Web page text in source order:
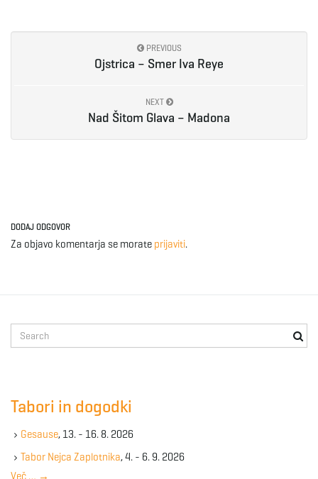
PREVIOUS
Ojstrica – Smer Iva Reye
NEXT
Nad Šitom Glava – Madona
DODAJ ODGOVOR
Za objavo komentarja se morate prijaviti.
e
e
y
w
Tabori in dogodki
Gesause, 13. - 16. 8. 2026
Tabor Nejca Zaplotnika, 4. - 6. 9. 2026
Več … →